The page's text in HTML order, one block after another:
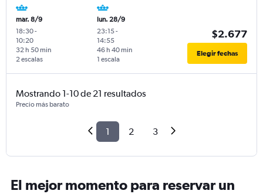
mar. 8/9
18:30-
10:20
2 escalas
32 h 50 min
lun. 28/9
23:15-
14:55
1 escala
46 h 40 min
$2.677
Elegir fechas
Mostrando 1-10 de 21 resultados
Precio más barato
1 2 3
El mejor momento para reservar un